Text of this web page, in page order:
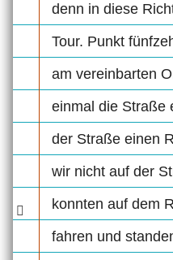
denn in diese
Tour. Punkt
am vereinbarten
einmal die Straße
der Straße einen
wir nicht auf der
konnten auf dem
fahren und